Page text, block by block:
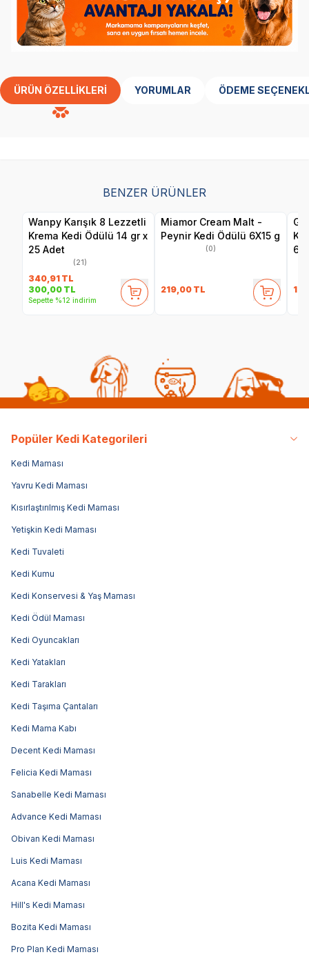
ÜRÜN ÖZELLIKLERI YORUMLAR ÖDEME
BENZER ÜRÜNLER
Wanpy Karışık 8 Lezzetli
Krema Kedi Ödülü 14 gr x
25 Adet
(21)
340,91 TL
300,00 TL
Sepette %12 indirim
Miamor Cream Malt -
Peynir Kedi Ödülü 6X15 g
(0)
219,00 TL
60
Popüler Kedi Kategorileri
Kedi Maması
Yavru Kedi Maması
Kısırlaştırılmış Kedi Maması
Yetişkin Kedi Maması
Kedi Tuvaleti
Kedi Kumu
Kedi Konservesi & Yaş Maması
Kedi Ödül Maması
Kedi Oyuncakları
Kedi Yatakları
Kedi Tarakları
Kedi Taşıma Çantaları
Kedi Mama Kabı
Decent Kedi Maması
Felicia Kedi Maması
Sanabelle Kedi Maması
Advance Kedi Maması
Obivan Kedi Maması
Luis Kedi Maması
Acana Kedi Maması
Hill's Kedi Maması
Bozita Kedi Maması
Pro Plan Kedi Maması